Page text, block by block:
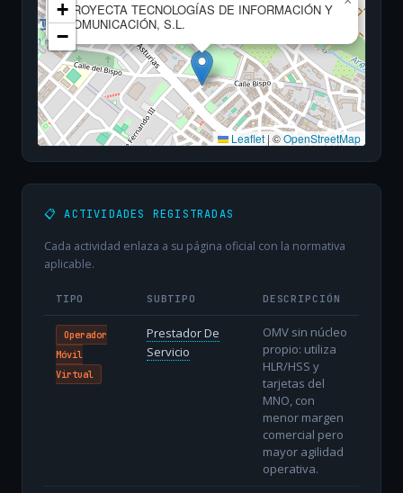
PROYECTA TECNOLOGÍAS DE INFORMACIÓN Y
COMUNICACIÓN, S.L.
+
−
Leaflet |©OpenStreetMap
📋 ACTIVIDADES REGISTRADAS
Cada actividad enlaza a su página oficial con la normativa
aplicable.
TIPO SUBTIPO DESCRIPCIÓN
Operador
Móvil
Virtual
Prestador De
Servicio
OMV sin núcleo
propio: utiliza
HLR/HSS y
tarjetas del
MNO, con
menor margen
comercial pero
mayor agilidad
operativa.